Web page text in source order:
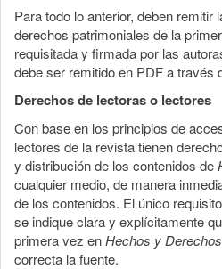
Para todo lo anterior, deben remitir
derechos patrimoniales de la
requisitada y firmada por las
debe ser remitido en PDF a través
Derechos de lectoras o lectores
Con base en los principios de
lectores de la revista tienen
y distribución de los contenidos de
cualquier medio, de manera
de los contenidos. El único
se indique clara y explícitamente
primera vez enHechos y Derechos
correcta la fuente.